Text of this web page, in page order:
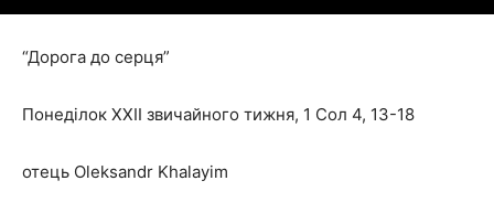
“Дорога до серця”
Понеділок ХХІІ звичайного тижня, 1 Сол 4, 13-18
отець Oleksandr Khalayim